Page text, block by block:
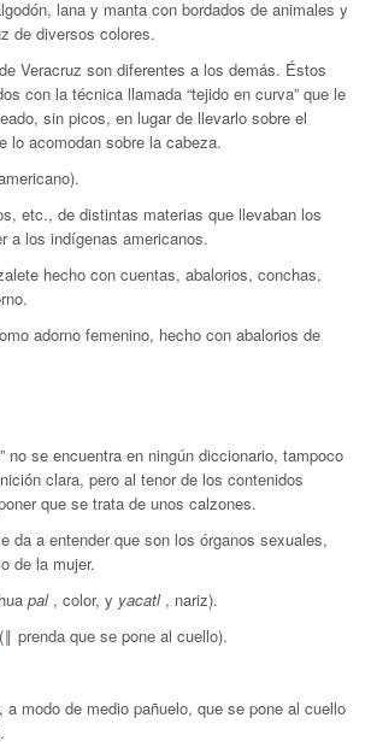
lana y manta con bordados de animales y
de diversos colores.
de Veracruz son diferentes a los demás. Éstos
con la técnica llamada “tejido en curva” que le
sin picos, en lugar de llevarlo sobre el
lo acomodan sobre la cabeza.
etc., de distintas materias que llevaban los
a los indígenas americanos.
hecho con cuentas, abalorios, conchas,
adorno femenino, hecho con abalorios de
no se encuentra en ningún diccionario, tampoco
clara, pero al tenor de los contenidos
que se trata de unos calzones.
da a entender que son los órganos sexuales,
de la mujer.
pal , color, y yacatl , nariz).
(‖ prenda que se pone al cuello).
a modo de medio pañuelo, que se pone al cuello